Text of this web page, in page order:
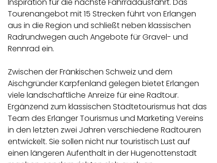
Tourenangebot mit 15 Strecken führt von Erlangen
aus in die Region und schließt neben klassischen
Radrundwegen auch Angebote für Gravel- und
Rennrad ein.
Zwischen der Fränkischen Schweiz und dem
Aischgründer Karpfenland gelegen bietet Erlangen
viele landschaftliche Anreize für eine Radtour.
Ergänzend zum klassischen Städtetourismus hat das
Team des Erlanger Tourismus und Marketing Vereins
in den letzten zwei Jahren verschiedene Radtouren
entwickelt. Sie sollen nicht nur touristisch Lust auf
einen längeren Aufenthalt in der Hugenottenstadt